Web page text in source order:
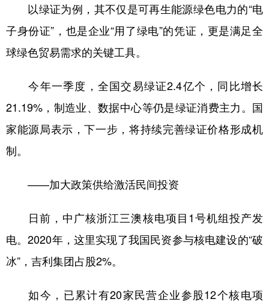
以绿证为例，其不仅是可再生能源绿色电力的“电
子身份证”，也是企业“用了绿电”的凭证，更是满足全
球绿色贸易需求的关键工具。
今年一季度，全国交易绿证2.4亿个，同比增长
21.19%，制造业、数据中心等仍是绿证消费主力。国
家能源局表示，下一步，将持续完善绿证价格形成机
制。
——加大政策供给激活民间投资
日前，中广核浙江三澳核电项目1号机组投产发
电。2020年，这里实现了我国民资参与核电建设的“破
冰”，吉利集团占股2%。
如今，已累计有20家民营企业参股12个核电项